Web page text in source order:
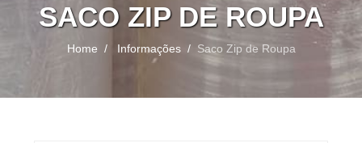
SACO ZIP DE ROUPA
Home Informações Saco Zip de Roupa